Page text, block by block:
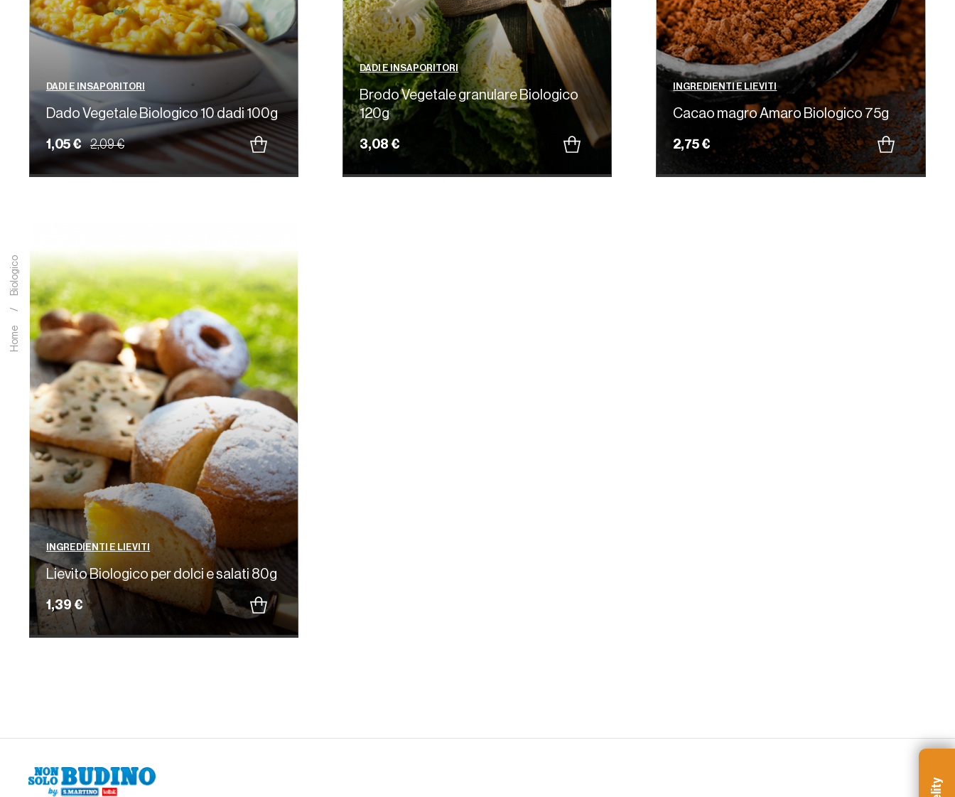
Home
Biologico
DADI E INSAPORITORI
Dado Vegetale Biologico 10 dadi 100g
1,05 € 2,09 €
DADI E INSAPORITORI
Brodo Vegetale granulare Biologico
120g
3,08 €
INGREDIENTI E LIEVITI
Cacao magro Amaro Biologico 75g
2,75 €
QUANTITÀ
INGREDIENTI E LIEVITI
Lievito Biologico per dolci e salati 80g
1,39 €